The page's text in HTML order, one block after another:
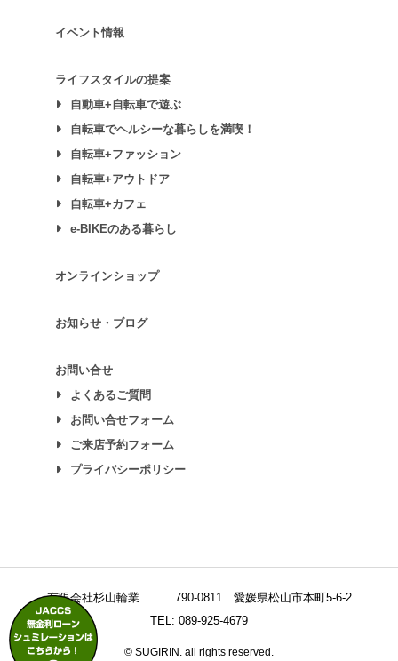
イベント情報
ライフスタイルの提案
自動車+自転車で遊ぶ
自転車でヘルシーな暮らしを満喫！
自転車+ファッション
自転車+アウトドア
自転車+カフェ
e-BIKEのある暮らし
オンラインショップ
お知らせ・ブログ
お問い合せ
よくあるご質問
お問い合せフォーム
ご来店予約フォーム
プライバシーポリシー
有限会社杉山輪業
790-0811 愛媛県松山市本町5-6-2
TEL: 089-925-4679
© SUGIRIN. all rights reserved.